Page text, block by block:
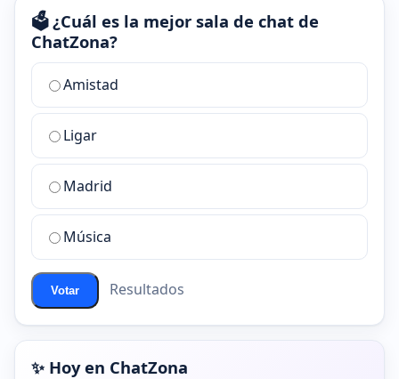
🗳️ ¿Cuál es la mejor sala de chat de
ChatZona?
¿Cuál
la
mejor
sala
chat
ChatZona?
Amistad
Ligar
Madrid
Música
Votar Resultados
✨ Hoy en ChatZona